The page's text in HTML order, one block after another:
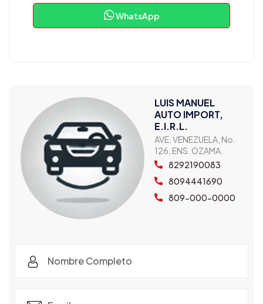
WhatsApp
LUIS MANUEL
AUTO IMPORT,
E.I.R.L.
AVE. VENEZUELA, No.
126, ENS. OZAMA.
8292190083
8094441690
809-000-0000